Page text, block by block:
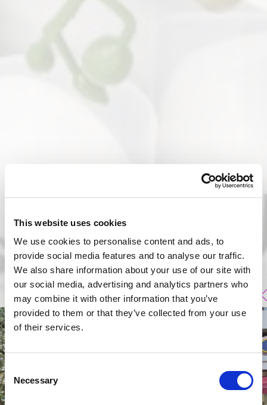
This website uses cookies
We use cookies to personalise content and ads, to
provide social media features and to analyse our traffic.
We also share information about your use of our site with
our social media, advertising and analytics partners who
may combine it with other information that you’ve
provided to them or that they’ve collected from your use
of their services.
Consent
Selection
Necessary